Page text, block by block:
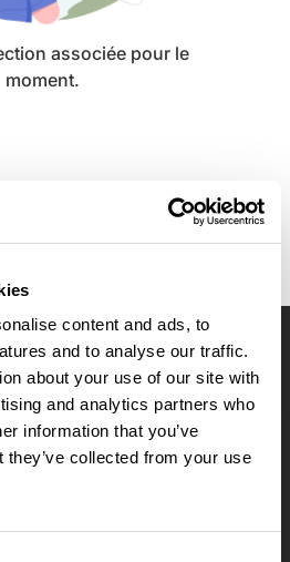
content and ads, to
and to analyse our traffic.
about your use of our site with
and analytics partners who
information that you’ve
they’ve collected from your use
associée pour le
moment.